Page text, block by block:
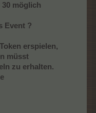
30 möglich
Event ?
erspielen,
müsst
zu erhalten.